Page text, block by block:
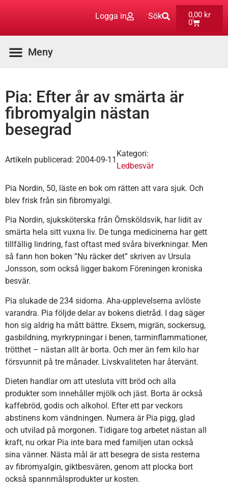
Logga in Sök 0,00 kr
0
Pia: Efter år av smärta är
fibromyalgin nästan
besegrad
Artikeln publicerad: 2004-09-11
Kategori:
Ledbesvär
Pia Nordin, 50, läste en bok om rätten att vara sjuk. Och
blev frisk från sin fibromyalgi.
Pia Nordin, sjuksköterska från Örnsköldsvik, har lidit av
smärta hela sitt vuxna liv. De tunga medicinerna har gett
tillfällig lindring, fast oftast med svåra biverkningar. Men
så fann hon boken ”Nu räcker det” skriven av Ursula
Jonsson, som också ligger bakom Föreningen kroniska
besvär.
Pia slukade de 234 sidorna. Aha-upplevelserna avlöste
varandra. Pia följde delar av bokens dietråd. I dag säger
hon sig aldrig ha mått bättre. Eksem, migrän, sockersug,
gasbildning, myrkrypningar i benen, tarminflammationer,
trötthet – nästan allt är borta. Och mer än fem kilo har
försvunnit på tre månader. Livskvaliteten har återvänt.
Dieten handlar om att utesluta vitt bröd och alla
produkter som innehåller mjölk och jäst. Borta är också
kaffebröd, godis och alkohol. Efter ett par veckors
abstinens kom vändningen. Numera är Pia pigg, glad
och utvilad på morgonen. Tidigare tog arbetet nästan all
kraft, nu orkar Pia inte bara med familjen utan också
sina vänner. Nästa mål är att besegra de sista resterna
av fibromyalgin, giktbesvären, genom att plocka bort
också spannmålsprodukter ur kosten.